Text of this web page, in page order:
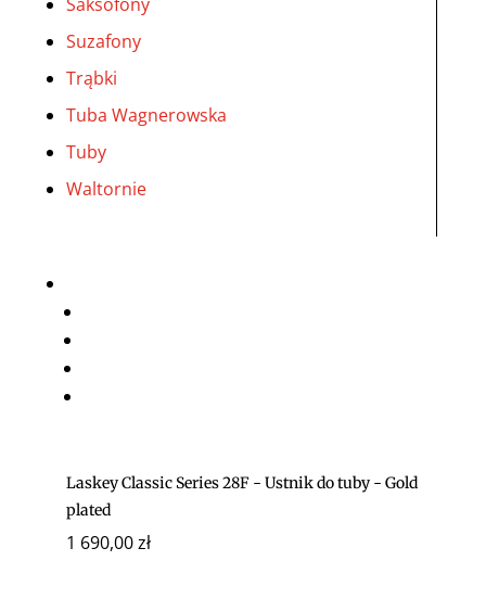
Suzafony
Trąbki
Tuba Wagnerowska
Tuby
Waltornie
Laskey Classic Series 28F - Ustnik do tuby - Gold
plated
1 690,00zł